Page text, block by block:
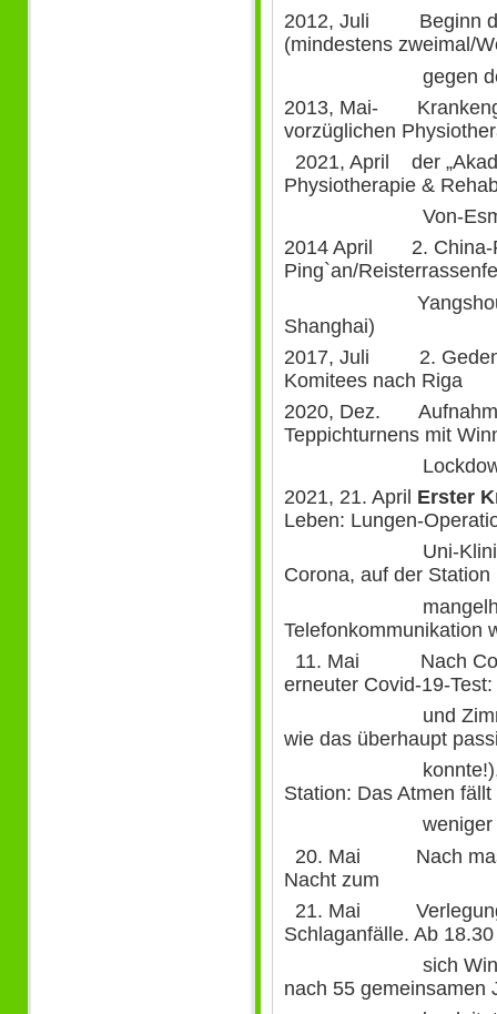
2012, Juli Beginn
(mindestens zweimal/
gegen den
2013, Mai-
vorzüglichen
2021, April der
Physiotherapie &
Von-Esmarch-
2014 April 2. China-
Ping`an/
Yangshou/
Shanghai)
2017, Juli 2.
Komitees nach Riga
2020, Dez.
Teppichturnens mit
Lockdowns für
2021, 21. April Erster
Leben: Lungen-
Uni-Klinik
Corona, auf der Station
mangelhafte
Telefonkommunikation
11. Mai Nach
erneuter Covid-19-
und
wie das überhaupt
konnte!),
Station: Das Atmen fällt
weniger Kraft
20. Mai Nach
Nacht zum
21. Mai Verlegung
Schlaganfälle. Ab
sich Winni im
nach 55 gemeinsamen